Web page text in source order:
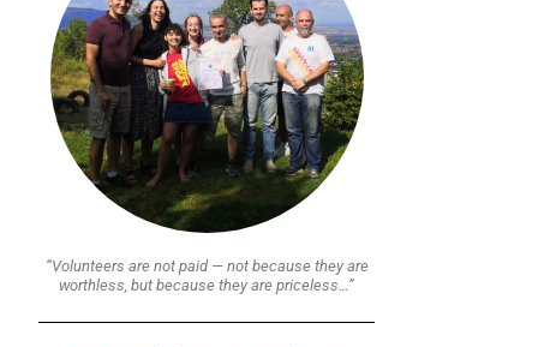
“Volunteers are not paid — not because they are
worthless, but because they are priceless…”